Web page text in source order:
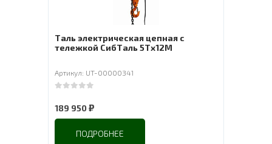
Таль электрическая цепная с
тележкой СибТаль 5Tх12M
Артикул: UT-00000341
189 950₽
ПОДРОБНЕЕ